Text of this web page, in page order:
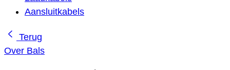
Aansluitkabels
Terug
Over Bals